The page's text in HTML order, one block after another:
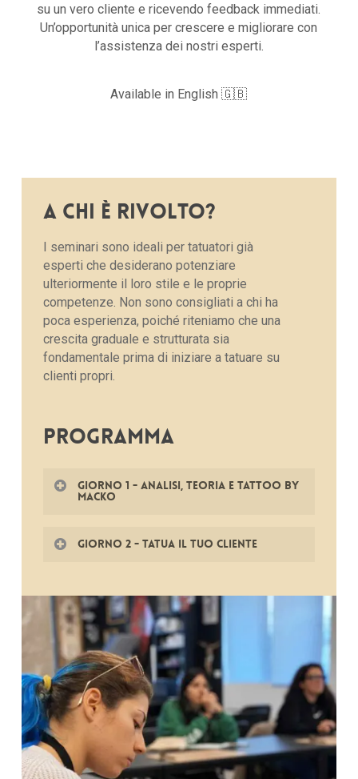
su un vero cliente e ricevendo feedback immediati.
Un’opportunità unica per crescere e migliorare con
l’assistenza dei nostri esperti.
Available in English 🇬🇧
A CHI È RIVOLTO?
I seminari sono ideali per tatuatori già
esperti che desiderano potenziare
ulteriormente il loro stile e le proprie
competenze. Non sono consigliati a chi ha
poca esperienza, poiché riteniamo che una
crescita graduale e strutturata sia
fondamentale prima di iniziare a tatuare su
clienti propri.
PROGRAMMA
GIORNO 1 - Analisi, Teoria e Tattoo by
Macko
delle tue aree
migliorabili
Anatomia artistica
Accoglienza del cliente e approccio al
tattoo
Pianificazione del tattoo: dimensioni,
posizionamento, armonia
Creazione stencil: referenze,
GIORNO 2 - Tatua il tuo cliente
supervisione
e guida del docente
Valutazione e correzione
Rilascio attestato di partecipazione